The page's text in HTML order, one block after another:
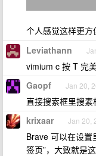
个人感觉这样更
Leviathann
vimium c 按 T 完
Gaopf Jan 20,
直接搜索框里搜
krixaar Jan 20,
Brave 可以在设置
签页”，大致就是这